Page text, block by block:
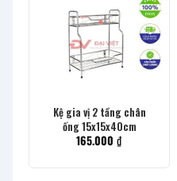
Kệ gia vị 2 tầng chân
ống 15x15x40cm
165.000 ₫